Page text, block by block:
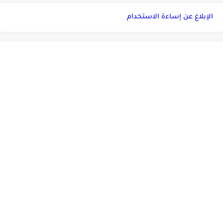
الإبلاغ عن إساءة الاستخدام